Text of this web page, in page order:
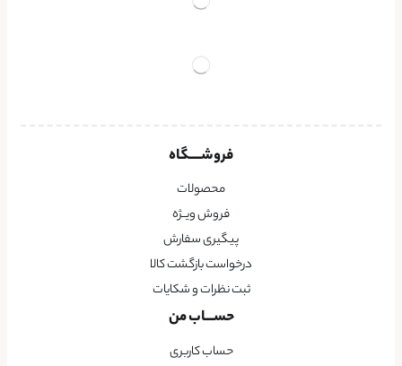
فروشــــگاه
محصولات
فروش ویــژه
پیگیری سفارش
درخواست بازگشت کالا
ثبت نظرات و شکایات
حســـاب من
حساب کاربری